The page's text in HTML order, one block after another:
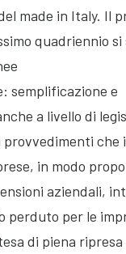
made in Italy. Il
quadriennio
semplificazione e
a livello di
che
in modo
aziendali,
perduto per le
di piena ripresa